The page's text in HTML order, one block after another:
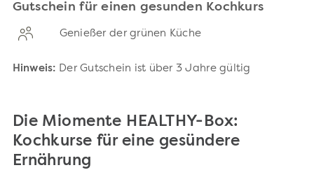
Gutschein für einen gesunden Kochkurs
Genießer der grünen Küche
Hinweis: Der Gutschein ist über 3 Jahre gültig
Die Miomente HEALTHY-Box:
Kochkurse für eine gesündere
Ernährung